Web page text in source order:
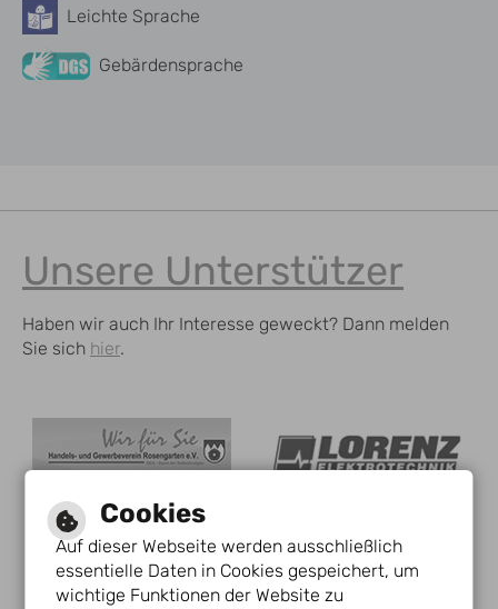
Barrierefreiheit
Leichte Sprache
Gebärdensprache
Unsere Unterstützer
Haben wir auch Ihr Interesse geweckt? Dann melden
Sie sich hier.
Cookies
Auf dieser Webseite werden ausschließlich
essentielle Daten in Cookies gespeichert, um
wichtige Funktionen der Website zu